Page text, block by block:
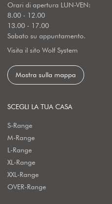
Orari di apertura LUN-VEN:
8.00 - 12.00
13.00 - 17.00
Sabato su appuntamento.
Visita il sito Wolf System
Mostra sulla mappa
SCEGLI LA TUA CASA
S-Range
M-Range
L-Range
XL-Range
XXL-Range
OVER-Range